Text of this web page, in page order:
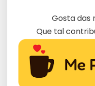
Gosta das
Que tal